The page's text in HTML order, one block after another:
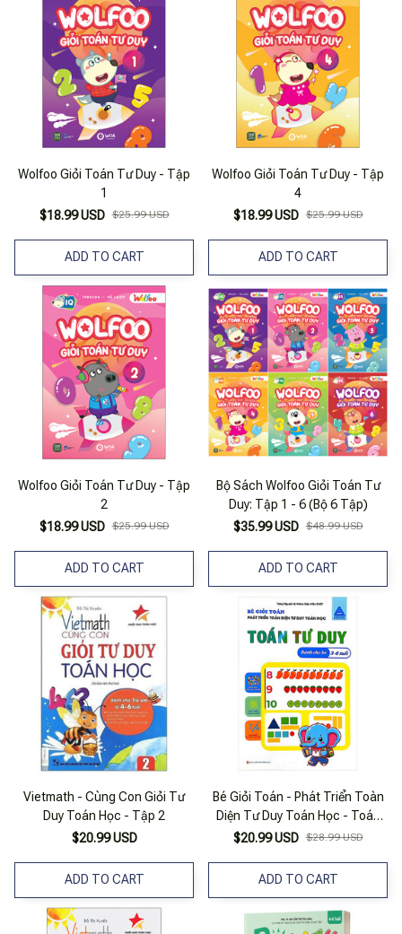
Wolfoo Giỏi Toán Tư Duy - Tập
1
$18.99 USD $25.99 USD
ADD TO CART
Wolfoo Giỏi Toán Tư Duy - Tập
4
$18.99 USD $25.99 USD
ADD TO CART
Wolfoo Giỏi Toán Tư Duy - Tập
2
$18.99 USD $25.99 USD
ADD TO CART
Bộ Sách Wolfoo Giỏi Toán Tư
Duy: Tập 1 - 6 (Bộ 6 Tập)
$35.99 USD $48.99 USD
ADD TO CART
Vietmath - Cùng Con Giỏi Tư
Duy Toán Học - Tập 2
$20.99 USD
ADD TO CART
Bé Giỏi Toán - Phát Triển Toàn
Diện Tư Duy Toán Học - Toán
Tư Duy (Dành Cho Bé 3-6 Tuổi)
$20.99 USD $28.99 USD
ADD TO CART